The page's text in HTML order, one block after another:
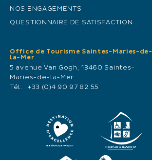
NOS ENGAGEMENTS
QUESTIONNAIRE DE SATISFACTION
Office de Tourisme Saintes-Maries-de-
la-Mer
5 avenue Van Gogh, 13460 Saintes-
Maries-de-la-Mer
Tél. : +33 (0)4 90 97 82 55